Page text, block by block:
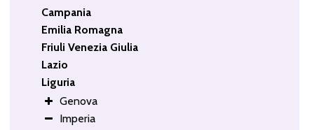
Campania
Emilia Romagna
Friuli Venezia Giulia
Lazio
Liguria
Genova
Imperia